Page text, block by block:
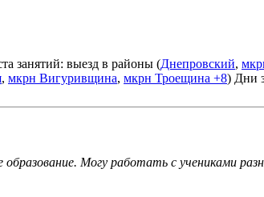
занятий: выезд в районы (Днепровский,
, мкрн Вигуривщина, мкрн Троещина +8) Дни
Могу работать с учениками